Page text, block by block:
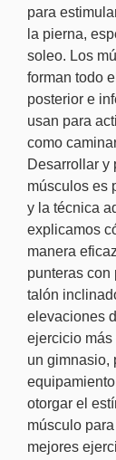
para
la pierna,
soleo. Los
forman todo
posterior e
usan para
como
Desarrollar y
músculos es
y la técnica
explicamos
manera
punteras con
talón
elevaciones
ejercicio más
un gimnasio,
otorgar el
músculo
mejores